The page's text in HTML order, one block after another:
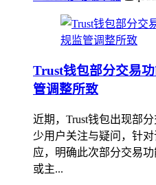
Trust钱包部分交易
管调整所致
近期，Trust钱包出现部
少用户关注与疑问，针
应，明确此次部分交易
或主...